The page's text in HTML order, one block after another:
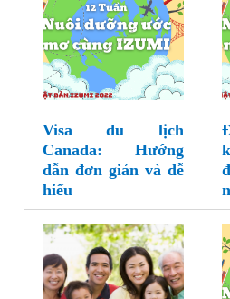
Visa du lịch
Canada: Hướng
dẫn đơn giản và dễ
hiểu